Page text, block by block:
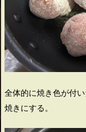
全体的に焼き色が付
焼きにする。